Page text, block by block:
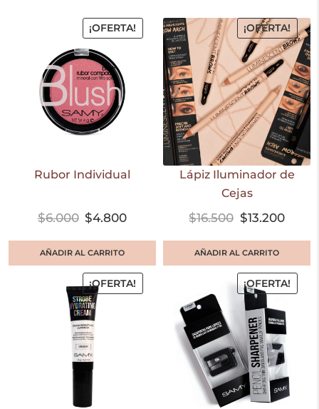
¡OFERTA!
Rubor Individual
$6.000 $4.800
AÑADIR AL CARRITO
¡OFERTA!
Lápiz Iluminador de
Cejas
$16.500 $13.200
AÑADIR AL CARRITO
¡OFERTA! ¡OFERTA!